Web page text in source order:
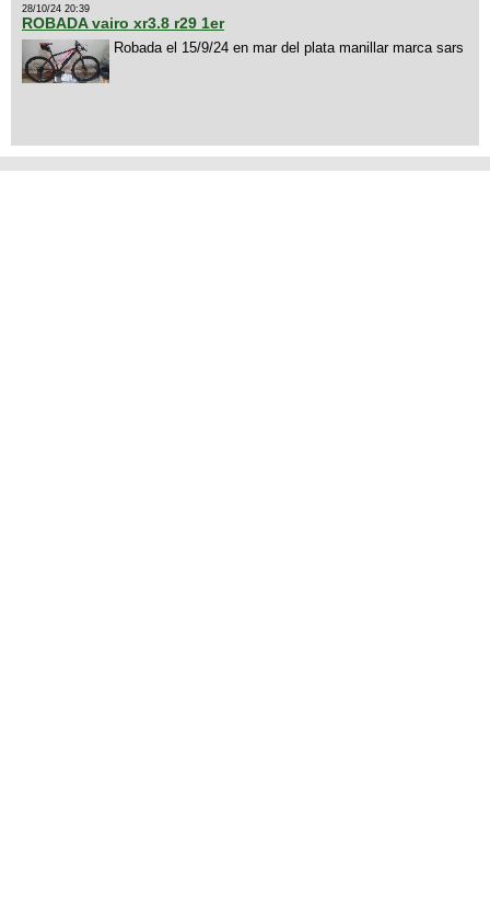
28/10/24 20:39
ROBADA vairo xr3.8 r29 1er
Robada el 15/9/24 en mar del plata manillar marca sars